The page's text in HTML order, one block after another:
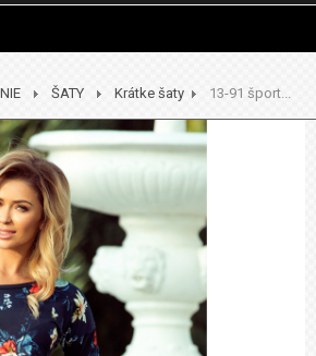
ŠATY Krátke šaty 13-91 šport...